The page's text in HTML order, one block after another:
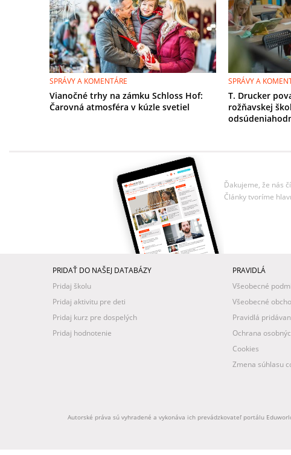
SPRÁVY A KOMENTÁRE
Vianočné trhy na zámku Schloss Hof:
Čarovná atmosféra v kúzle svetiel
SPRÁVY A
T. Drucker
rožňavskej
Ďakujeme, že nás
Články tvoríme
PRIDAŤ DO NAŠEJ DATABÁZY
Pridaj školu
Pridaj aktivitu pre deti
Pridaj kurz pre dospelých
Pridaj hodnotenie
PRAVIDLÁ
Všeobecné
Všeobecné
Pravidlá
Ochrana
Cookies
Zmena súhlasu
Autorské práva sú vyhradené a vykonáva ich prevádzkovateľ portálu